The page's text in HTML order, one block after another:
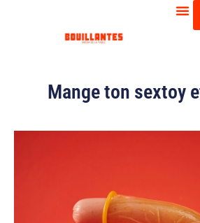
Mange ton sextoy